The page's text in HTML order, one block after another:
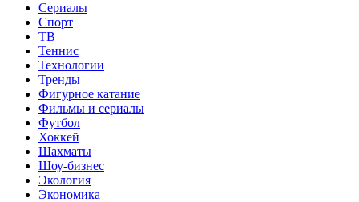
Сериалы
Спорт
ТВ
Теннис
Технологии
Тренды
Фигурное катание
Фильмы и сериалы
Футбол
Хоккей
Шахматы
Шоу-бизнес
Экология
Экономика